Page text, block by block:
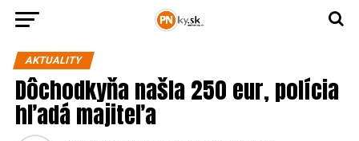
AKTUALITY
Dôchodkyňa našla 250 eur, polícia
hľadá majiteľa